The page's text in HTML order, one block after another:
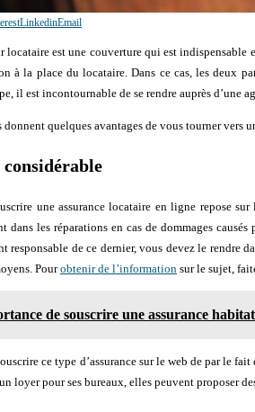
LinkedinEmail
locataire est une couverture qui est
à la place du locataire. Dans ce cas, les deux
il est incontournable de se rendre auprès d’une
quelques avantages de vous tourner vers
une assurance locataire en ligne repose
dans les réparations en cas de dommages
responsable de ce dernier, vous devez le
Pourobtenir de l’information sur le sujet,
de souscrire une assurance
ce type d’assurance sur le web de par le
loyer pour ses bureaux, elles peuvent proposer